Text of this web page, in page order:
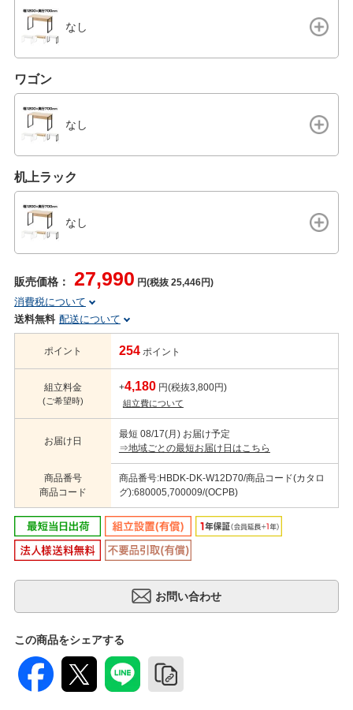
なし
ワゴン
なし
机上ラック
なし
販売価格： 27,990 円(税抜 25,446円)
消費税について
送料無料 配送について
ポイント 254 ポイント
組立料金
(ご希望時)
+4,180 円(税抜3,800円)
組立費について
お届け日
最短 08/17(月) お届け予定
⇒地域ごとの最短お届け日はこちら
商品番号
商品コード
商品番号:HBDK-DK-W12D70/商品コード(カタロ
グ):680005,700009/(OCPB)
この商品をシェアする